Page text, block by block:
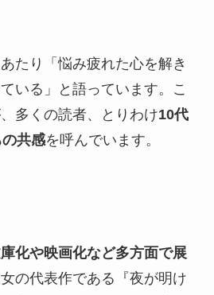
たり「悩み疲れた心を解き
いる」と語っています。こ
多くの読者、とりわけ10代
共感を呼んでいます。
化や映画化など多方面で展
の代表作である『夜が明け